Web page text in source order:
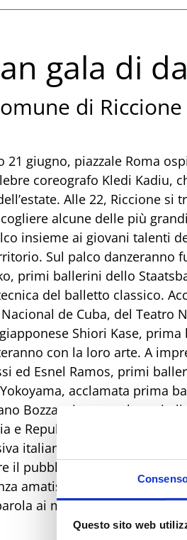
Questo sito web
gala di
di Riccione
21 giugno, piazzale Roma
coreografo Kledi Kadiu,
Alle 22, Riccione
alcune delle più
insieme ai giovani talenti
Sul palco danzeranno
primi ballerini dello
del balletto classico.
de Cuba, del Teatro
Shiori Kase,
con la loro arte. A
ed Esnel Ramos, primi
acclamata prima
Bozza, giovane talento
e Repubblica Ceca. Non
italiana, capace di
il pubblico in questo viaggio
amatissima, che torna a
ai movimenti,